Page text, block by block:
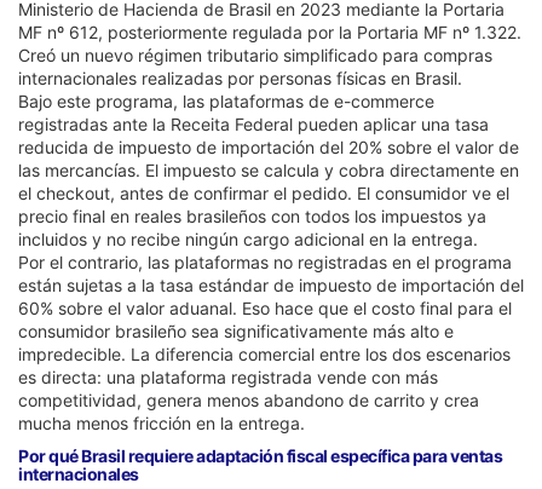
Ministerio de Hacienda de Brasil en 2023 mediante la Portaria
MF nº 612, posteriormente regulada por la Portaria MF nº 1.322.
Creó un nuevo régimen tributario simplificado para compras
internacionales realizadas por personas físicas en Brasil.
Bajo este programa, las plataformas de e-commerce
registradas ante la Receita Federal pueden aplicar una tasa
reducida de impuesto de importación del 20% sobre el valor de
las mercancías. El impuesto se calcula y cobra directamente en
el checkout, antes de confirmar el pedido. El consumidor ve el
precio final en reales brasileños con todos los impuestos ya
incluidos y no recibe ningún cargo adicional en la entrega.
Por el contrario, las plataformas no registradas en el programa
están sujetas a la tasa estándar de impuesto de importación del
60% sobre el valor aduanal. Eso hace que el costo final para el
consumidor brasileño sea significativamente más alto e
impredecible. La diferencia comercial entre los dos escenarios
es directa: una plataforma registrada vende con más
competitividad, genera menos abandono de carrito y crea
mucha menos fricción en la entrega.
Por qué Brasil requiere adaptación fiscal específica para ventas
internacionales